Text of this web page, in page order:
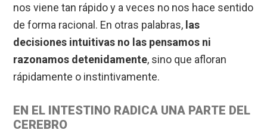
nos viene tan rápido y a veces no nos hace sentido
de forma racional. En otras palabras, las
decisiones intuitivas no las pensamos ni
razonamos detenidamente, sino que afloran
rápidamente o instintivamente.
EN EL INTESTINO RADICA UNA PARTE DEL
CEREBRO